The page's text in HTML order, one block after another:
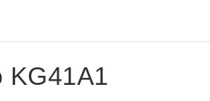
KG41A1